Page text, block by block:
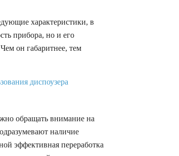
характеристики, в
прибора, но и его
он габаритнее, тем
обращать внимание на
наличие
эффективная переработка